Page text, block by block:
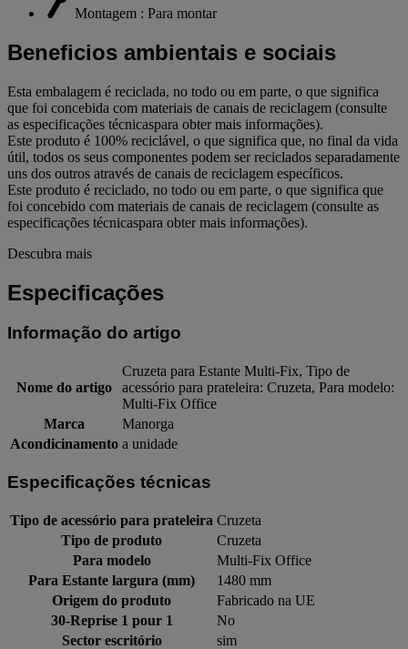
Montagem : Para montar
Beneficios ambientais e sociais
Esta embalagem é reciclada, no todo ou em parte, o que significa
que foi concebida com materiais de canais de reciclagem (consulte
as especificações técnicaspara obter mais informações).
Este produto é 100% reciclável, o que significa que, no final da vida
útil, todos os seus componentes podem ser reciclados separadamente
uns dos outros através de canais de reciclagem específicos.
Este produto é reciclado, no todo ou em parte, o que significa que
foi concebido com materiais de canais de reciclagem (consulte as
especificações técnicaspara obter mais informações).
Descubra mais
Especificações
Informação do artigo
Nome do artigo
Cruzeta para Estante Multi-Fix, Tipo de
acessório para prateleira: Cruzeta, Para modelo:
Multi-Fix Office
Marca
Manorga
Acondicinamento a unidade
Especificações técnicas
Tipo de acessório para prateleira Cruzeta
Tipo de produto
Cruzeta
Para modelo
Multi-Fix Office
Para Estante largura (mm)
1480 mm
Origem do produto
Fabricado na UE
30-Reprise 1 pour 1
No
Sector escritório
sim